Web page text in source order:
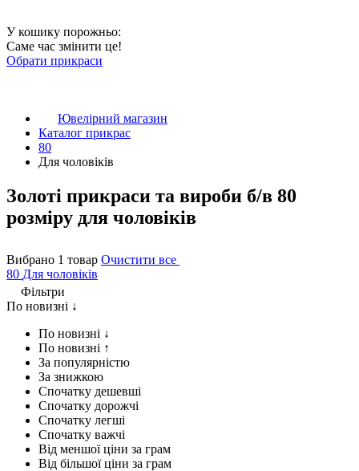
У кошику порожньо:
Саме час змінити це!
Обрати прикраси
Ювелірний магазин
Каталог прикрас
80
Для чоловіків
Золоті прикраси та вироби б/в 80
розміру для чоловіків
Вибрано 1 товар Очистити все
80 Для чоловіків
Фільтри
По новизні ↓
По новизні ↓
По новизні ↑
За популярністю
За знижкою
Спочатку дешевші
Спочатку дорожчі
Спочатку легші
Спочатку важчі
Від меншої ціни за грам
Від більшої ціни за грам